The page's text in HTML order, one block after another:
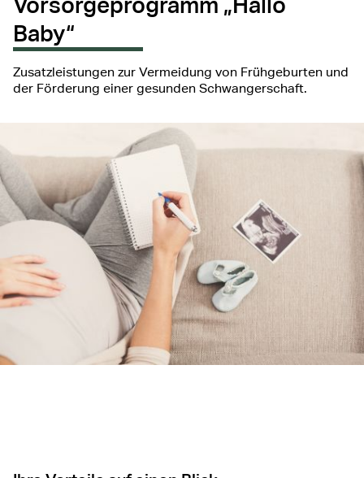
Baby“
Zusatzleistungen zur Vermeidung von Frühgeburten und
der Förderung einer gesunden Schwangerschaft.